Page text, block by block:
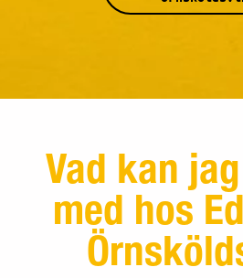
Vad kan
med hos